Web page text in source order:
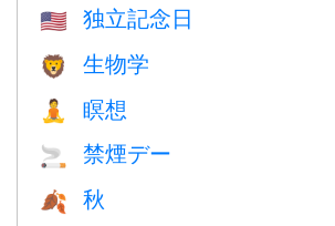
🇺🇸 独立記念日
🦁 生物学
🧘 瞑想
🚬 禁煙デー
🍂 秋